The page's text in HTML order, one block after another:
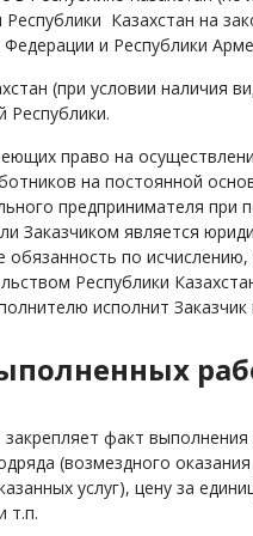
Казахстан на
и Республики
(при условии наличия
Республики.
право на
на постоянной
предпринимателя при
Заказчиком является
по
Республики
исполнит Заказчик
закрепляет факт
(возмездного
услуг), цену за
т.п.